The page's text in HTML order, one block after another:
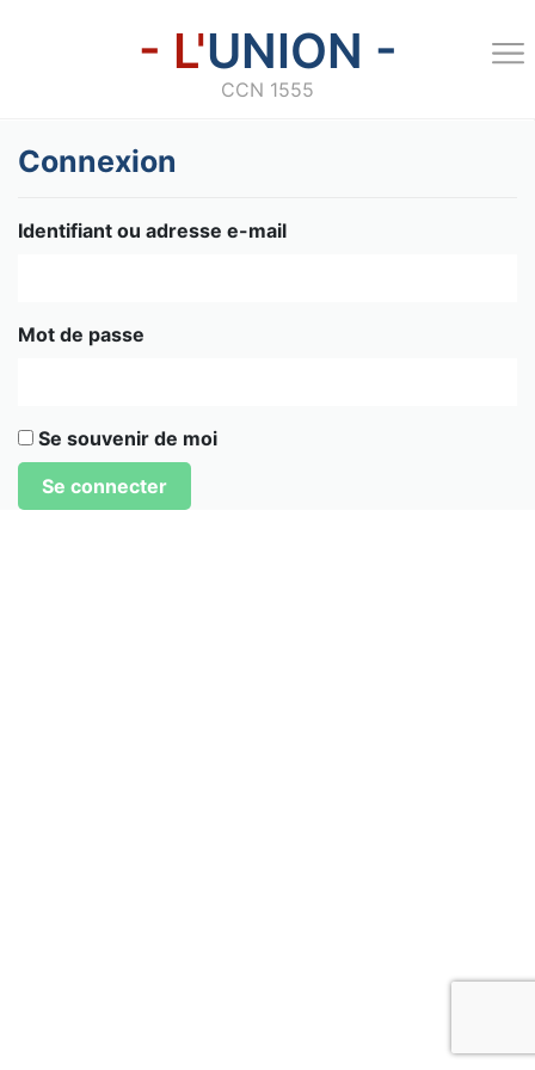
- L'UNION -
CCN 1555
Connexion
Identifiant ou adresse e-mail
Mot de passe
Se souvenir de moi